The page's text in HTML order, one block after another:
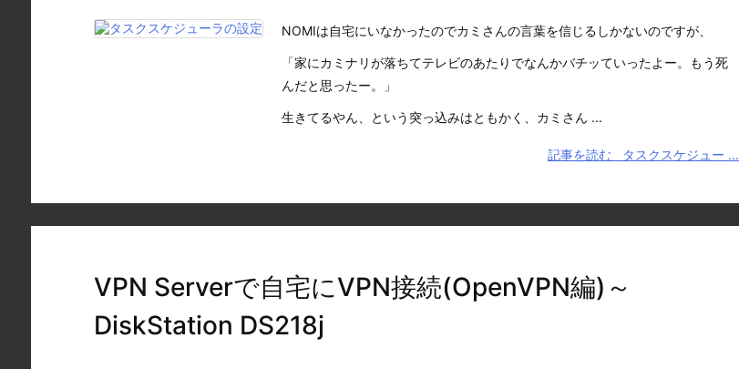
NOMIは自宅にいなかったのでカミさんの言葉を信じるしかないのですが、
「家にカミナリが落ちてテレビのあたりでなんかバチッていったよー。もう死
んだと思ったー。」
生きてるやん、という突っ込みはともかく、カミさん ...
記事を読む タスクスケジュー ...
VPN Serverで自宅にVPN接続(OpenVPN編)～
DiskStation DS218j